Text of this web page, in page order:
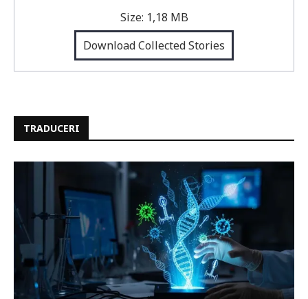
Size: 1,18 MB
Download Collected Stories
TRADUCERI